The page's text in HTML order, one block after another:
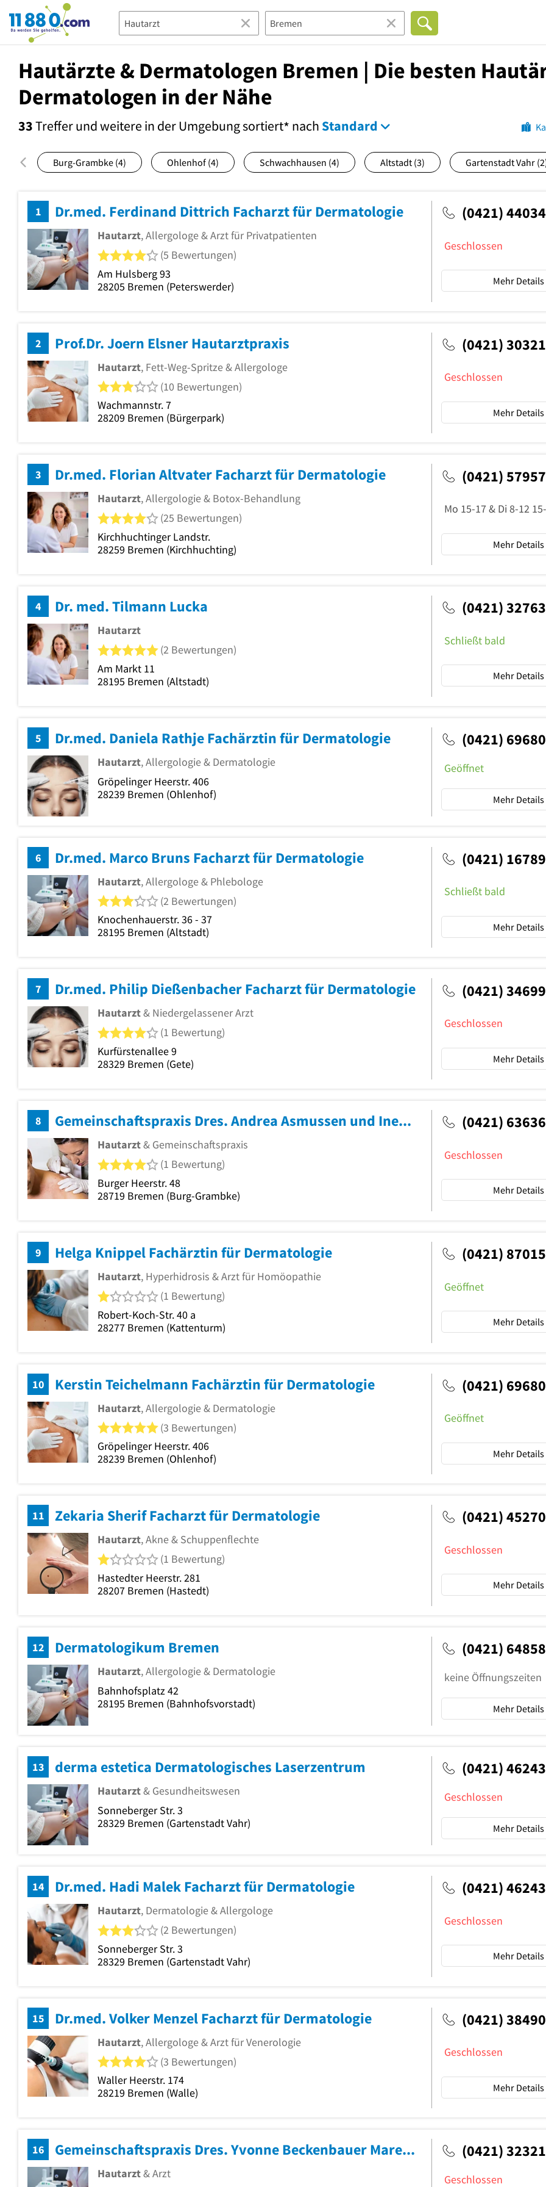
11880.com
Hautärzte & Dermatologen Bremen | Die besten
Dermatologen in der Nähe
33Treffer und weitere in der Umgebungsortiert* nach Standard
Burg-Grambke (4) Ohlenhof (4) Schwachhausen (4) Altstadt (3) Gartenstadt Vahr
1 Dr.med. Ferdinand Dittrich Facharzt für Dermatologie
Hautarzt, Allergologe & Arzt für Privatpatienten
4 von 5 Sternen
(5 Bewertungen)
Am Hulsberg 93
28205 Bremen (Peterswerder)
(0421)
Geschlossen
Mehr Details
2 Prof.Dr. Joern Elsner Hautarztpraxis
Hautarzt, Fett-Weg-Spritze & Allergologe
3 von 5 Sternen
(10 Bewertungen)
Wachmannstr. 7
28209 Bremen (Bürgerpark)
(0421)
Geschlossen
Mehr Details
3 Dr.med. Florian Altvater Facharzt für Dermatologie
Hautarzt, Allergologie & Botox-Behandlung
4 von 5 Sternen
(25 Bewertungen)
Kirchhuchtinger Landstr.
28259 Bremen (Kirchhuchting)
(0421)
Mehr Details
4 Dr. med. Tilmann Lucka
Hautarzt
5 von 5 Sternen
(2 Bewertungen)
Am Markt 11
28195 Bremen (Altstadt)
(0421)
Schließt bald
Mehr Details
5 Dr.med. Daniela Rathje Fachärztin für Dermatologie
Hautarzt, Allergologie & Dermatologie
Gröpelinger Heerstr. 406
28239 Bremen (Ohlenhof)
(0421)
Geöffnet
Mehr Details
6 Dr.med. Marco Bruns Facharzt für Dermatologie
Hautarzt, Allergologe & Phlebologe
3 von 5 Sternen
(2 Bewertungen)
Knochenhauerstr. 36 - 37
28195 Bremen (Altstadt)
(0421)
Schließt bald
Mehr Details
7 Dr.med. Philip Dießenbacher Facharzt für Dermatologie
Hautarzt& Niedergelassener Arzt
4 von 5 Sternen
(1 Bewertung)
Kurfürstenallee 9
28329 Bremen (Gete)
(0421)
Geschlossen
Mehr Details
8 Gemeinschaftspraxis Dres. Andrea Asmussen und Ines Stegmann
Hautarzt& Gemeinschaftspraxis
4 von 5 Sternen
(1 Bewertung)
Burger Heerstr. 48
28719 Bremen (Burg-Grambke)
(0421)
Geschlossen
Mehr Details
9 Helga Knippel Fachärztin für Dermatologie
Hautarzt, Hyperhidrosis & Arzt für Homöopathie
1 von 5 Sternen
(1 Bewertung)
Robert-Koch-Str. 40 a
28277 Bremen (Kattenturm)
(0421)
Geöffnet
Mehr Details
10 Kerstin Teichelmann Fachärztin für Dermatologie
Hautarzt, Allergologie & Dermatologie
5 von 5 Sternen
(3 Bewertungen)
Gröpelinger Heerstr. 406
28239 Bremen (Ohlenhof)
(0421)
Geöffnet
Mehr Details
11 Zekaria Sherif Facharzt für Dermatologie
Hautarzt, Akne & Schuppenflechte
1 von 5 Sternen
(1 Bewertung)
Hastedter Heerstr. 281
28207 Bremen (Hastedt)
(0421)
Geschlossen
Mehr Details
12 Dermatologikum Bremen
Hautarzt, Allergologie & Dermatologie
Bahnhofsplatz 42
28195 Bremen (Bahnhofsvorstadt)
(0421)
keine Öffnungszeiten
Mehr Details
13 derma estetica Dermatologisches Laserzentrum
Hautarzt& Gesundheitswesen
Sonneberger Str. 3
28329 Bremen (Gartenstadt Vahr)
(0421)
Geschlossen
Mehr Details
14 Dr.med. Hadi Malek Facharzt für Dermatologie
Hautarzt, Dermatologie & Allergologe
3 von 5 Sternen
(2 Bewertungen)
Sonneberger Str. 3
28329 Bremen (Gartenstadt Vahr)
(0421)
Geschlossen
Mehr Details
15 Dr.med. Volker Menzel Facharzt für Dermatologie
Hautarzt, Allergologe & Arzt für Venerologie
4 von 5 Sternen
(3 Bewertungen)
Waller Heerstr. 174
28219 Bremen (Walle)
(0421)
Geschlossen
Mehr Details
16 Gemeinschaftspraxis Dres. Yvonne Beckenbauer Maren Leugering und Katrin Dehnhardt Dr.med. Maren Leugering Hautärztinnen
Hautarzt& Arzt
(0421)
Geschlossen